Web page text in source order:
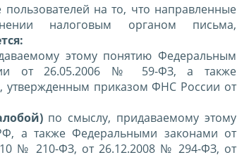
на то, что направленные
налоговым органом письма,
этому понятию Федеральным
от 26.05.2006 № 59-ФЗ, а также
утвержденным приказом ФНС России от
по смыслу, придаваемому этому
а также Федеральными законами от
№ 210-ФЗ, от 26.12.2008 № 294-ФЗ, от